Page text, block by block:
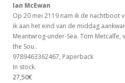
Ian McEwan
Op 20 mei 2119 nam ik de nachtboot
ik aan het eind van de middag
Meantwrog-under-Sea. Tom
the Sou..
9789463362467, Paperback
In stock.
27,50€